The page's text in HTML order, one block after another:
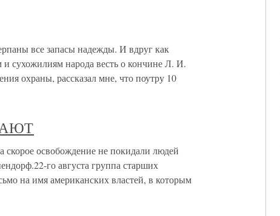
все запасы надежды. И вдруг как
и сухожилиям народа весть о кончине Л. И.
охраны, рассказал мне, что поутру 10
освобождение не покидали людей
го августа группа старших
на имя американских властей, в которым